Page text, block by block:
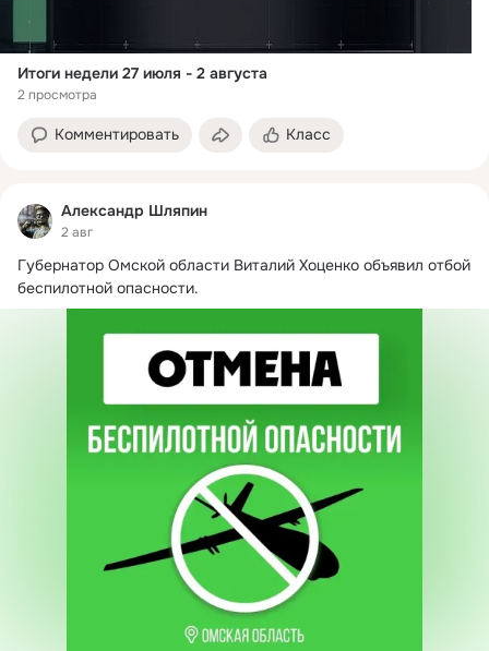
Итоги недели 27 июля - 2 августа
2 просмотра
Комментировать Класс
Александр Шляпин
2 авг
Губернатор Омской области Виталий Хоценко объявил отбой
беспилотной опасности.